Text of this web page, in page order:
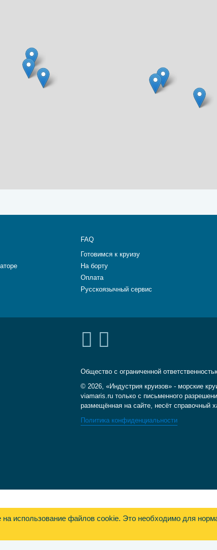
FAQ
Готовимся к круизу
На борту
Оплата
Русскоязычный сервис
Общество с ограниченной
© 2026, «Индустрия круизов» - морские
viamaris.ru только с письменного
размещённая на сайте, несёт справочный
Политика конфиденциальности
использование файлов cookie. Это необходимо для